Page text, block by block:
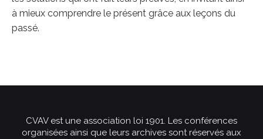
à mieux comprendre le présent grâce aux leçons du
passé.
CVAV est une association loi 1901. Les conférences
organisées ainsi que leurs archives sont réservés aux